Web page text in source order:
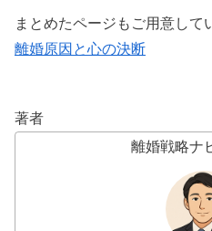
まとめたページもご用意して
離婚原因と心の決断
著者
離婚戦略ナ